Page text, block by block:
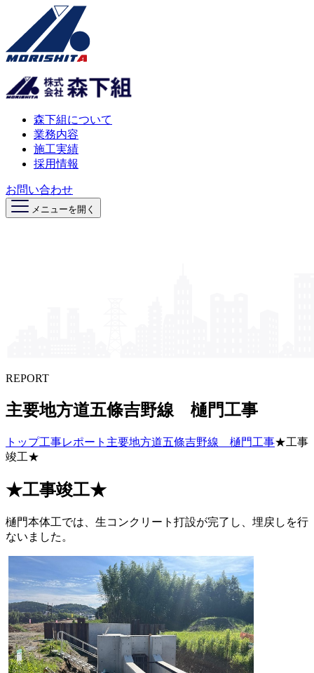
森下組について
業務内容
施工実績
採用情報
お問い合わせ
メニューを開く
REPORT
主要地方​道五條吉野線 樋門工事
トップ工事レポート 主要地方道五條吉野線 樋門工事★工事
竣工★
★工事竣工★
樋門本体工では、生コンクリート打設が完了し、埋戻しを行
ないました。